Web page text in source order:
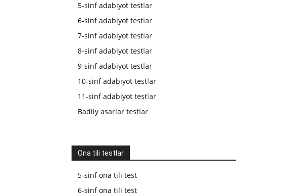
5-sinf adabiyot testlar
6-sinf adabiyot testlar
7-sinf adabiyot testlar
8-sinf adabiyot testlar
9-sinf adabiyot testlar
10-sinf adabiyot testlar
11-sinf adabiyot testlar
Badiiy asarlar testlar
Ona tili testlar
5-sinf ona tili test
6-sinf ona tili test